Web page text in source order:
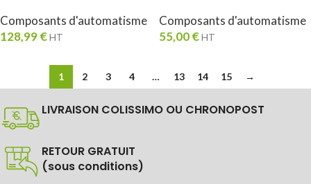
Composants d'automatisme
128,99€HT
Composants d'automatisme
55,00€HT
1 2 3 4 … 13 14 15 →
LIVRAISON COLISSIMO OU CHRONOPOST
RETOUR GRATUIT
(sous conditions)